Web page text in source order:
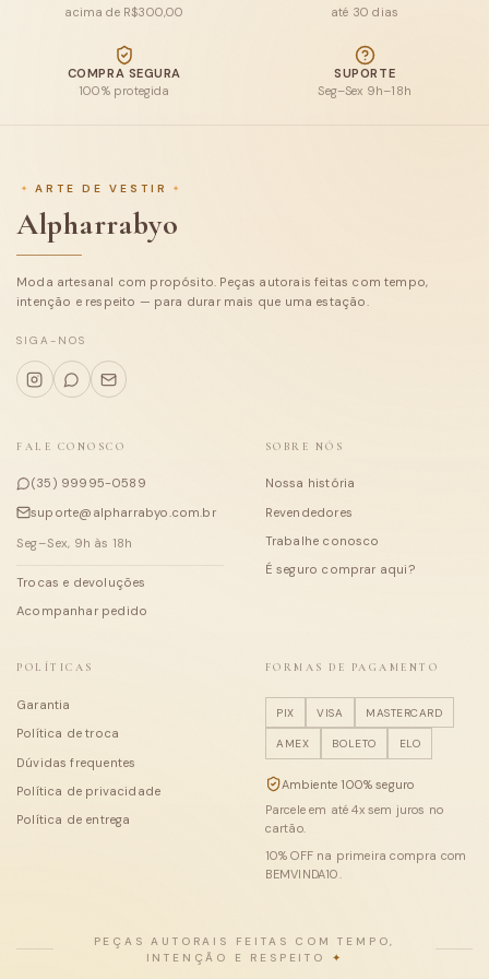
Calças e Shorts
Casacos
Tricot
Coleções
Sobre
acima de R$300,00
até 30 dias
COMPRA SEGURA
100% protegida
SUPORTE
Seg–Sex 9h–18h
ARTE DE VESTIR
Alpharrabyo
Moda artesanal com propósito. Peças autorais feitas com tempo,
intenção e respeito — para durar mais que uma estação.
SIGA-NOS
FALE CONOSCO
(35) 99995-0589
suporte@alpharrabyo.com.br
Seg–Sex, 9h às 18h
Trocas e devoluções
Acompanhar pedido
SOBRE NÓS
Nossa história
Revendedores
Trabalhe conosco
É seguro comprar aqui?
POLÍTICAS
Garantia
Política de troca
Dúvidas frequentes
Política de privacidade
Política de entrega
FORMAS DE PAGAMENTO
PIX VISA MASTERCARD
AMEX BOLETO ELO
Ambiente 100% seguro
Parcele em até4x sem juros no
cartão.
10% OFF na primeira compra com
BEMVINDA10
PEÇAS AUTORAIS FEITAS COM TEMPO,
INTENÇÃO E RESPEITO
✦